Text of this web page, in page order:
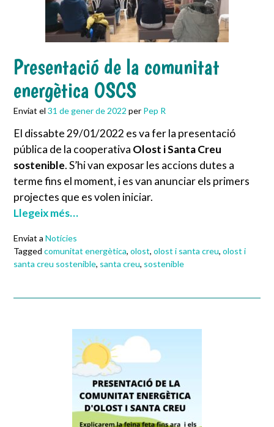
Presentació de la comunitat
energètica OSCS
Enviat el 31 de gener de 2022 per Pep R
El dissabte 29/01/2022 es va fer la presentació
pública de la cooperativa Olost i Santa Creu
sostenible. S’hi van exposar les accions dutes a
terme fins el moment, i es van anunciar els primers
projectes que es volen iniciar.
Llegeix més…
Enviat a Notícies
Tagged comunitat energètica, olost, olost i santa creu, olost i
santa creu sostenible, santa creu, sostenible